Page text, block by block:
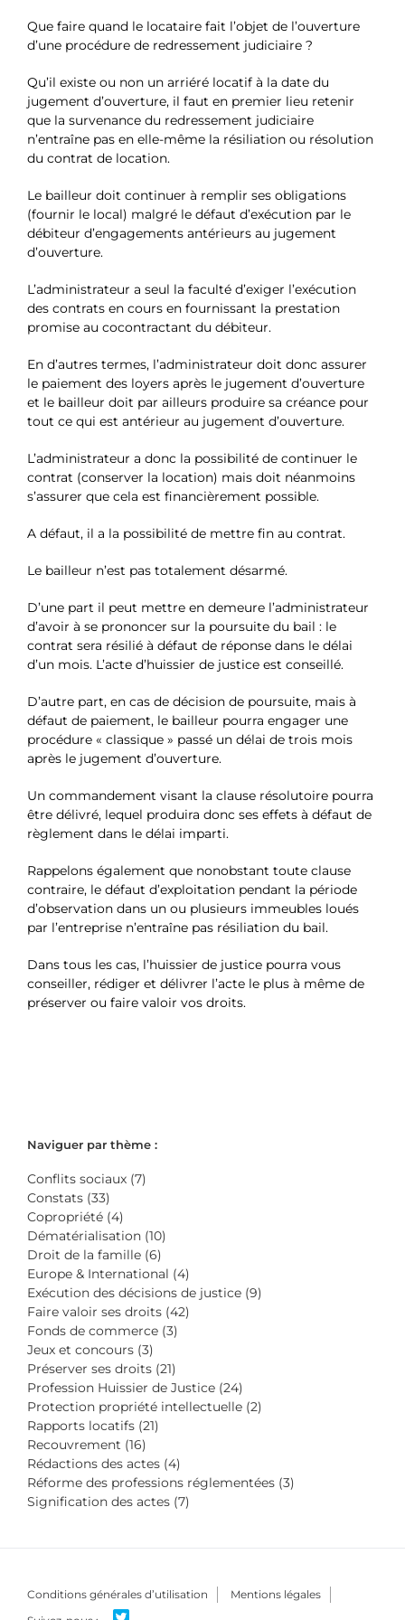
Que faire quand le locataire fait l’objet de l’ouverture
d’une procédure de redressement judiciaire ?
Qu’il existe ou non un arriéré locatif à la date du
jugement d’ouverture, il faut en premier lieu retenir
que la survenance du redressement judiciaire
n’entraîne pas en elle-même la résiliation ou résolution
du contrat de location.
Le bailleur doit continuer à remplir ses obligations
(fournir le local) malgré le défaut d’exécution par le
débiteur d’engagements antérieurs au jugement
d’ouverture.
L’administrateur a seul la faculté d’exiger l’exécution
des contrats en cours en fournissant la prestation
promise au cocontractant du débiteur.
En d’autres termes, l’administrateur doit donc assurer
le paiement des loyers après le jugement d’ouverture
et le bailleur doit par ailleurs produire sa créance pour
tout ce qui est antérieur au jugement d’ouverture.
L’administrateur a donc la possibilité de continuer le
contrat (conserver la location) mais doit néanmoins
s’assurer que cela est financièrement possible.
A défaut, il a la possibilité de mettre fin au contrat.
Le bailleur n’est pas totalement désarmé.
D’une part il peut mettre en demeure l’administrateur
d’avoir à se prononcer sur la poursuite du bail : le
contrat sera résilié à défaut de réponse dans le délai
d’un mois. L’acte d’huissier de justice est conseillé.
D’autre part, en cas de décision de poursuite, mais à
défaut de paiement, le bailleur pourra engager une
procédure « classique » passé un délai de trois mois
après le jugement d’ouverture.
Un commandement visant la clause résolutoire pourra
être délivré, lequel produira donc ses effets à défaut de
règlement dans le délai imparti.
Rappelons également que nonobstant toute clause
contraire, le défaut d’exploitation pendant la période
d’observation dans un ou plusieurs immeubles loués
par l’entreprise n’entraîne pas résiliation du bail.
Dans tous les cas, l’huissier de justice pourra vous
conseiller, rédiger et délivrer l’acte le plus à même de
préserver ou faire valoir vos droits.
Naviguer par thème :
Conflits sociaux (7)
Constats (33)
Copropriété (4)
Dématérialisation (10)
Droit de la famille (6)
Europe & International (4)
Exécution des décisions de justice (9)
Faire valoir ses droits (42)
Fonds de commerce (3)
Jeux et concours (3)
Préserver ses droits (21)
Profession Huissier de Justice (24)
Protection propriété intellectuelle (2)
Rapports locatifs (21)
Recouvrement (16)
Rédactions des actes (4)
Réforme des professions réglementées (3)
Signification des actes (7)
Conditions générales d’utilisation Mentions légales